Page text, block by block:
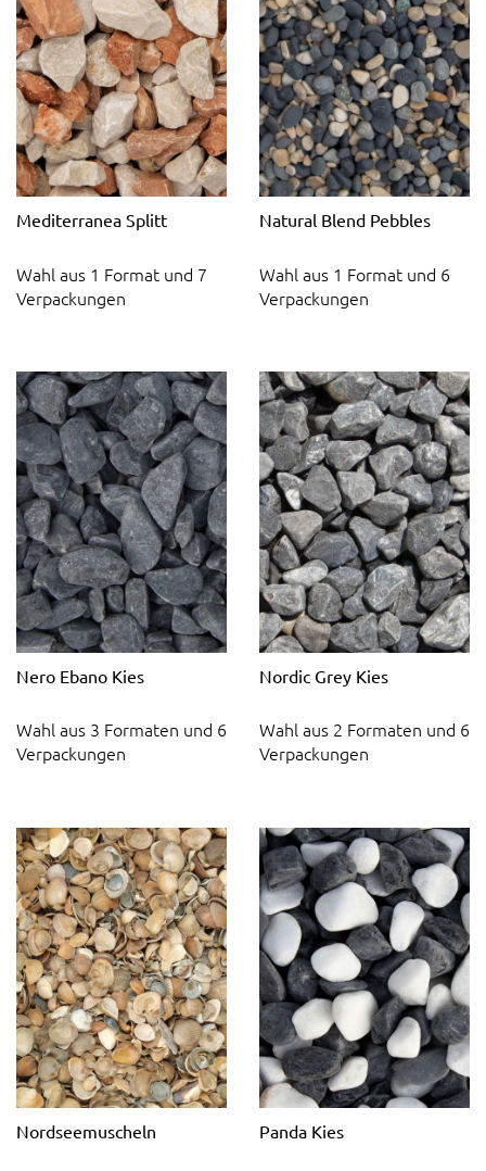
Mediterranea Splitt
Wahl aus 1 Format und 7
Verpackungen
Natural Blend Pebbles
Wahl aus 1 Format und 6
Verpackungen
Nero Ebano Kies
Wahl aus 3 Formaten und 6
Verpackungen
Nordic Grey Kies
Wahl aus 2 Formaten und 6
Verpackungen
Nordseemuscheln Panda Kies